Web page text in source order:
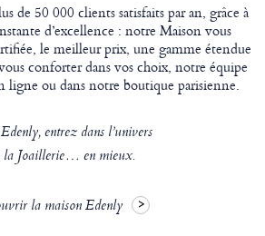
de 50 000 clients satisfaits par an, grâce à
d’excellence : notre Maison vous
le meilleur prix, une gamme étendue
conforter dans vos choix, notre équipe
ligne ou dans notre boutique parisienne.
entrez dans l’univers
la Joaillerie… en mieux.
la maison Edenly